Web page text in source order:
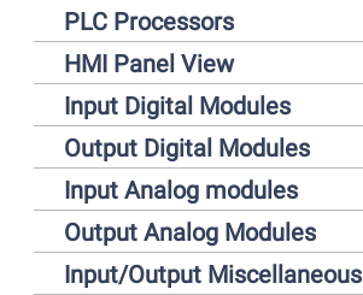
PLC Processors
HMI Panel View
Input Digital Modules
Output Digital Modules
Input Analog modules
Output Analog Modules
Input/Output Miscellaneous